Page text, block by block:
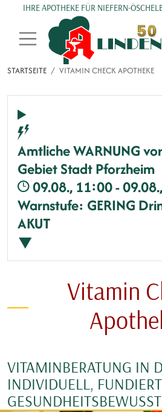
Direkt zum Inhalt
IHRE APOTHEKE FÜR NIEFERN-
STARTSEITE VITAMIN CHECK APOTHEKE
Amtliche WARNUNG
Gebiet Stadt Pforzheim
09.08., 11:00 -
Warnstufe: GERING
AKUT
▼
Vitamin
VITAMINBERATUNG IN
INDIVIDUELL,
GESUNDHEITSBEWUSST